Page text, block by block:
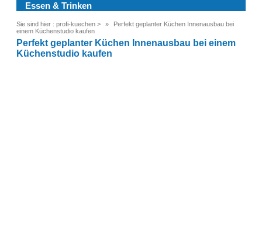
Essen & Trinken
Sie sind hier : profi-kuechen >
Perfekt geplanter Küchen Innenausbau bei
einem Küchenstudio kaufen
Perfekt geplanter Küchen Innenausbau bei einem
Küchenstudio kaufen